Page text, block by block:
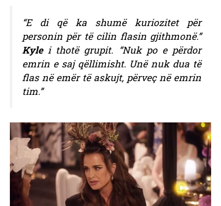
“E di që ka shumë kuriozitet për
personin për të cilin flasin gjithmonë.”
Kylei thotë grupit. “Nuk po e përdor
emrin e saj qëllimisht. Unë nuk dua të
flas në emër të askujt, përveç në emrin
tim.”